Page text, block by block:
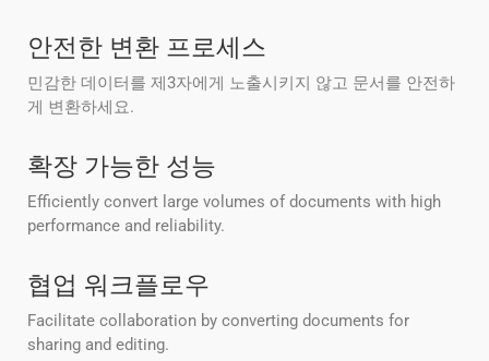
안전한 변환 프로세스
민감한 데이터를 제3자에게 노출시키지 않고 문서를 안전하
게 변환하세요.
확장 가능한 성능
Efficiently convert large volumes of documents with high
performance and reliability.
협업 워크플로우
Facilitate collaboration by converting documents for
sharing and editing.